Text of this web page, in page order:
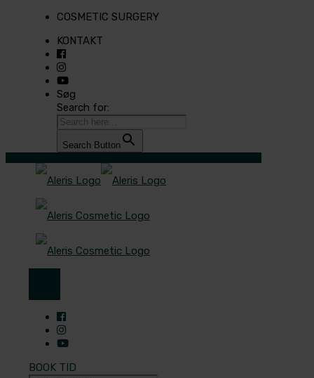
COSMETIC SURGERY
KONTAKT
Søg
Search for:
Search Button
BOOK TID